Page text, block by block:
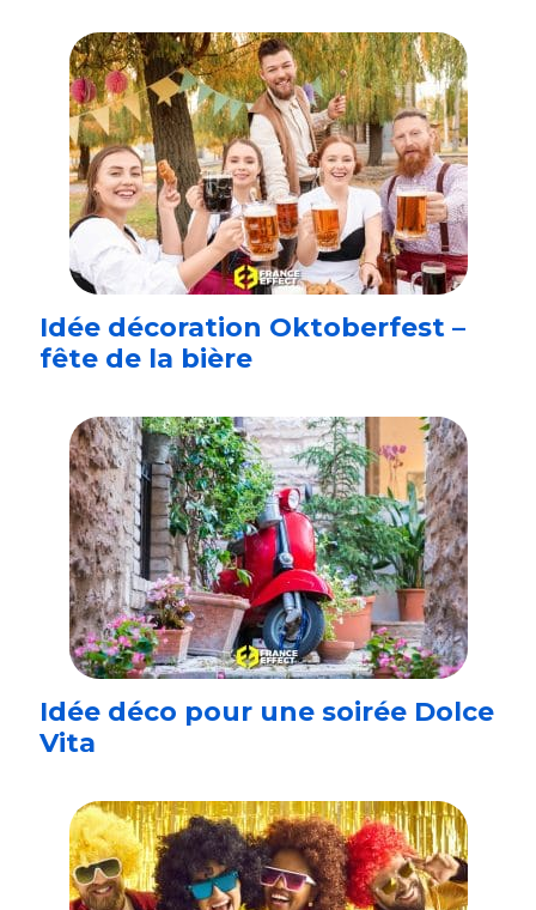
Idée décoration Oktoberfest –
fête de la bière
Idée déco pour une soirée Dolce
Vita